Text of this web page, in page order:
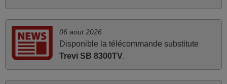
La telecommande fonctionne tres bien, et service rapide
super.
06 aout 2026
Disponible la télécommande substitute
Trevi SB 8300TV.